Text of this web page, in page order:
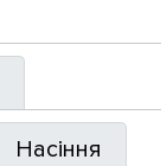
Насіння